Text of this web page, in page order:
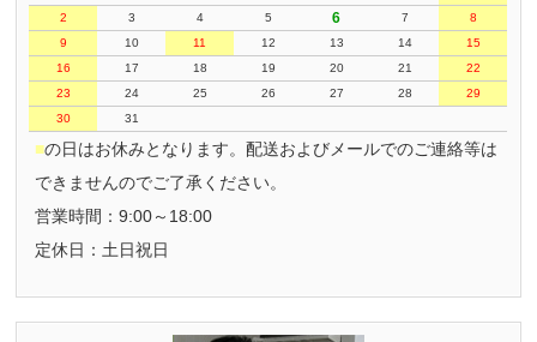
2
3 4 5 6 7
8
9
10 11 12 13 14
15
16
17 18 19 20 21
22
23
24 25 26 27 28
29
30
31
■の日はお休みとなります。配送およびメールでのご連絡等は
できませんのでご了承ください。
営業時間：9:00～18:00
定休日：土日祝日